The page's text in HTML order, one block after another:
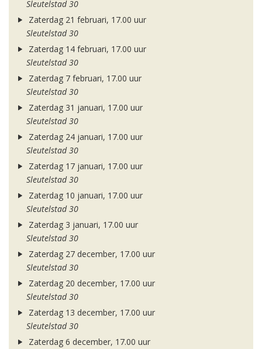
Sleutelstad 30
Zaterdag 21 februari, 17.00 uur
Sleutelstad 30
Zaterdag 14 februari, 17.00 uur
Sleutelstad 30
Zaterdag 7 februari, 17.00 uur
Sleutelstad 30
Zaterdag 31 januari, 17.00 uur
Sleutelstad 30
Zaterdag 24 januari, 17.00 uur
Sleutelstad 30
Zaterdag 17 januari, 17.00 uur
Sleutelstad 30
Zaterdag 10 januari, 17.00 uur
Sleutelstad 30
Zaterdag 3 januari, 17.00 uur
Sleutelstad 30
Zaterdag 27 december, 17.00 uur
Sleutelstad 30
Zaterdag 20 december, 17.00 uur
Sleutelstad 30
Zaterdag 13 december, 17.00 uur
Sleutelstad 30
Zaterdag 6 december, 17.00 uur